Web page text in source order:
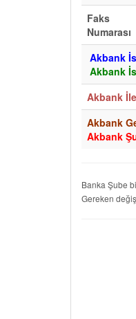
Faks
Numarası
Akbank
Akbank
Akbank
Akbank
Akbank
Banka Şube
Gereken